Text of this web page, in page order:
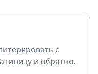
с
и обратно.